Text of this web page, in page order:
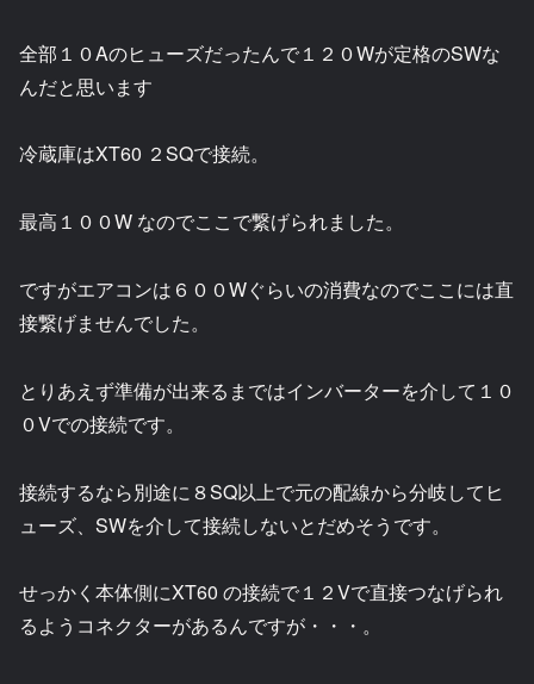
全部１０Aのヒューズだったんで１２０Wが定格のSWな
んだと思います
冷蔵庫はXT60 ２SQで接続。
最高１００W なのでここで繋げられました。
ですがエアコンは６００Wぐらいの消費なのでここには直
接繋げませんでした。
とりあえず準備が出来るまではインバーターを介して１０
０Vでの接続です。
接続するなら別途に８SQ以上で元の配線から分岐してヒ
ューズ、SWを介して接続しないとだめそうです。
せっかく本体側にXT60 の接続で１２Vで直接つなげられ
るようコネクターがあるんですが・・・。